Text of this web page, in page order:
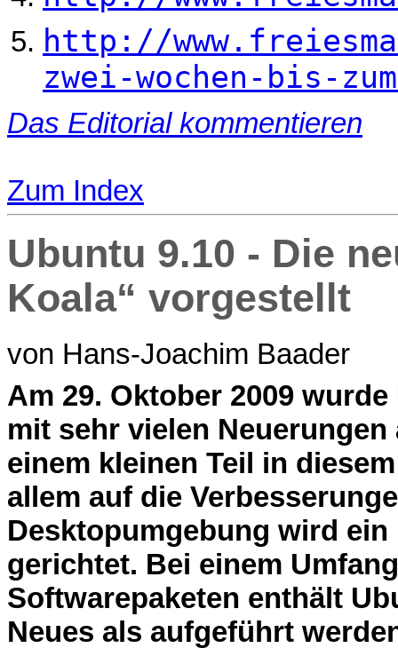
http://
zwei-wochen-bis-
Das Editorial kommentieren
Zum Index
Ubuntu 9.10 - Die
Koala“ vorgestellt
von Hans-Joachim Baader
Am 29. Oktober 2009
mit sehr vielen
einem kleinen Teil in
allem auf die
Desktopumgebung wird
gerichtet. Bei einem
Softwarepaketen enthält
Neues als aufgeführt